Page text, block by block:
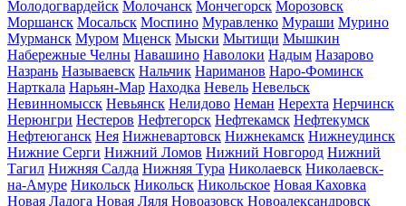
Молодогвардейск Молочанск Мончегорск Морозовск
Моршанск Мосальск Моспино Муравленко Мураши Мурино
Мурманск Муром Мценск Мыски Мытищи Мышкин
Набережные Челны Навашино Наволоки Надым Назарово
Назрань Называевск Нальчик Нариманов Наро-Фоминск
Нарткала Нарьян-Мар Находка Невель Невельск
Невинномысск Невьянск Нелидово Неман Нерехта Нерчинск
Нерюнгри Нестеров Нефтегорск Нефтекамск Нефтекумск
Нефтеюганск Нея Нижневартовск Нижнекамск Нижнеудинск
Нижние Серги Нижний Ломов Нижний Новгород Нижний
Тагил Нижняя Салда Нижняя Тура Николаевск Николаевск-
на-Амуре Никольск Никольск Никольское Новая Каховка
Новая Ладога Новая Ляля Новоазовск Новоалександровск